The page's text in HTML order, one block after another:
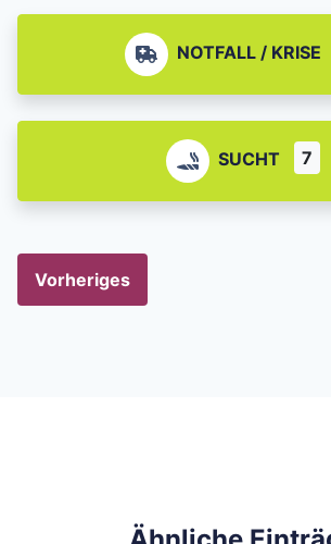
NOTFALL / KRISE
SUCHT 7
Vorheriges